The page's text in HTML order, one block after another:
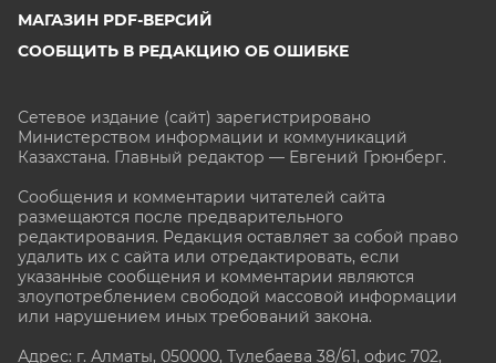
МАГАЗИН PDF-ВЕРСИЙ
СООБЩИТЬ В РЕДАКЦИЮ ОБ ОШИБКЕ
Сетевое издание (сайт) зарегистрировано
Министерством информации и коммуникаций
Казахстана. Главный редактор — Евгений Грюнберг.
Сообщения и комментарии читателей сайта
размещаются после предварительного
редактирования. Редакция оставляет за собой право
удалить их с сайта или отредактировать, если
указанные сообщения и комментарии являются
злоупотреблением свободой массовой информации
или нарушением иных требований закона.
Адрес: г. Алматы, 050000, Тулебаева 38/61, офис 702,